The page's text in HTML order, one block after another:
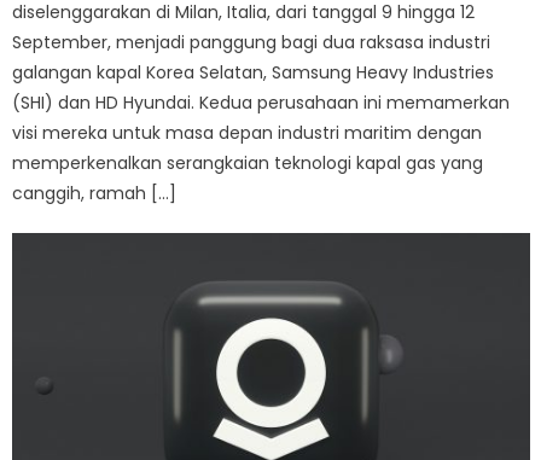
diselenggarakan di Milan, Italia, dari tanggal 9 hingga 12
September, menjadi panggung bagi dua raksasa industri
galangan kapal Korea Selatan, Samsung Heavy Industries
(SHI) dan HD Hyundai. Kedua perusahaan ini memamerkan
visi mereka untuk masa depan industri maritim dengan
memperkenalkan serangkaian teknologi kapal gas yang
canggih, ramah […]